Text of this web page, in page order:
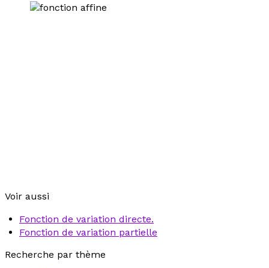
Voir aussi
Fonction de variation directe.
Fonction de variation partielle
Recherche par thème